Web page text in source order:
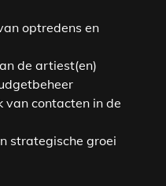
optredens en
de artiest(en)
van contacten in de
strategische groei